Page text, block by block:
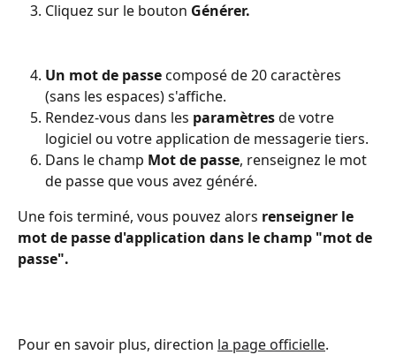
Cliquez sur le bouton Générer.
Un mot de passe composé de 20 caractères
(sans les espaces) s'affiche.
Rendez-vous dans les paramètres de votre
logiciel ou votre application de messagerie tiers.
Dans le champ Mot de passe, renseignez le mot
de passe que vous avez généré.
Une fois terminé, vous pouvez alors renseigner le
mot de passe d'application dans le champ "mot de
passe".
Pour en savoir plus, direction la page officielle.